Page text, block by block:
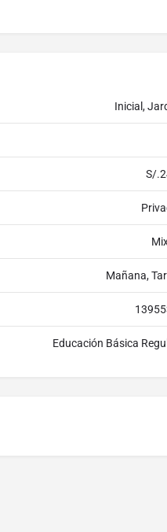
Inicial,
S/
Mañana,
Educación Básica